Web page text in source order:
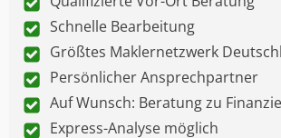
Schnelle Bearbeitung
Größtes Maklernetzwerk
Persönlicher Ansprechpartner
Auf Wunsch: Beratung zu
Express-Analyse möglich